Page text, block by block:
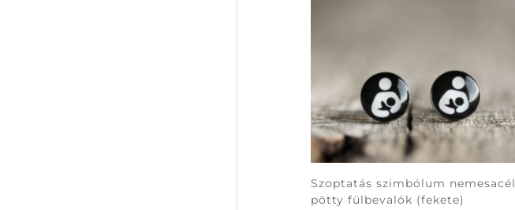
Szoptatás szimbólum nemesacél
pötty fülbevalók (fekete)